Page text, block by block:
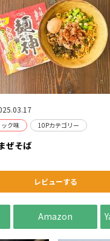
ク味 10Pカテゴリー
ぜそば
レビューする
Amazon